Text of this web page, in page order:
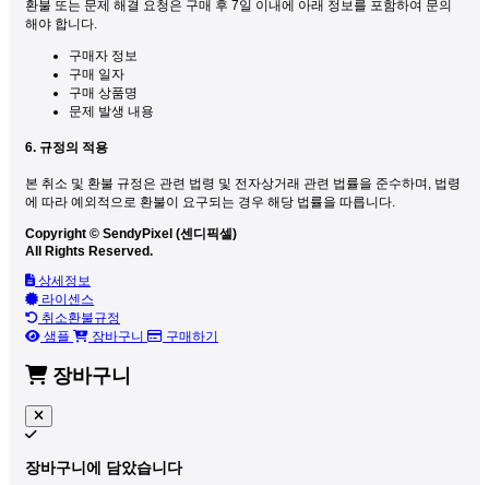
환불 또는 문제 해결 요청은 구매 후 7일 이내에 아래 정보를 포함하여 문의
해야 합니다.
구매자 정보
구매 일자
구매 상품명
문제 발생 내용
6. 규정의 적용
본 취소 및 환불 규정은 관련 법령 및 전자상거래 관련 법률을 준수하며, 법령
에 따라 예외적으로 환불이 요구되는 경우 해당 법률을 따릅니다.
Copyright © SendyPixel (센디픽셀)
All Rights Reserved.
상세정보
라이센스
취소환불규정
샘플
장바구니 구매하기
장바구니
장바구니에 담았습니다